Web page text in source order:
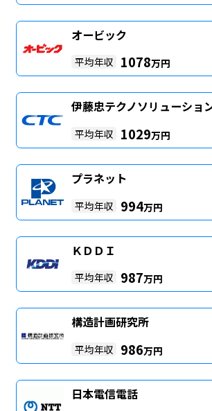
オービック
平均年収 1078万円
伊藤忠テクノソリューショ
平均年収 1029万円
プラネット
平均年収 994万円
ＫＤＤＩ
平均年収 987万円
構造計画研究所
平均年収 986万円
日本電信電話